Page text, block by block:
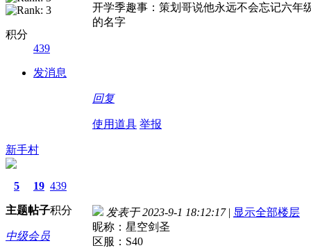
积分
439
发消息
开学季趣事：策划哥说他永远不会忘记六年
的名字
回复
使用道具 举报
新手村
5
主题
19
帖子
439
积分
中级会员
发表于 2023-9-1 18:12:17 | 显示全部楼层
昵称：星空剑圣
区服：S40